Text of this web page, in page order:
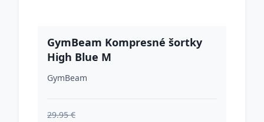
GymBeam Kompresné šortky
High Blue M
GymBeam
29.95 €